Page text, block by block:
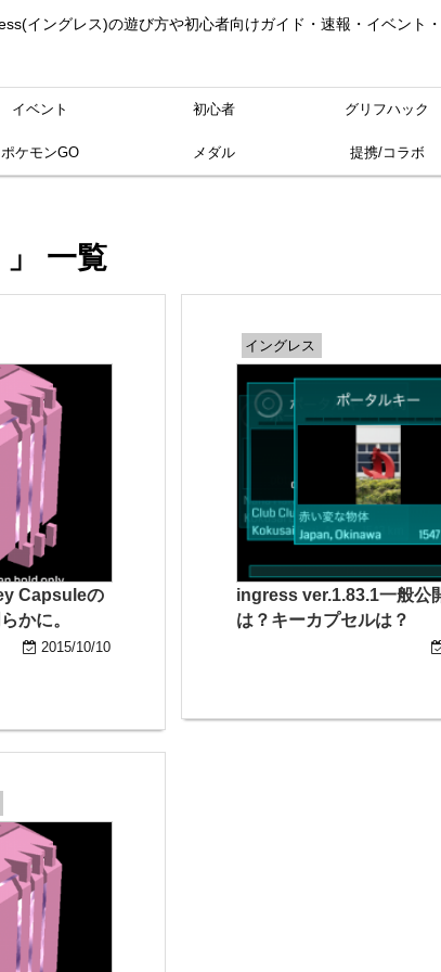
イングレス)の遊び方や初心者向けガイド・速報・イベント
イベント 初心者 グリフハック
ポケモンGO メダル 提携/コラボ
」 一覧
Capsuleの
かに。
2015/10/10
イングレス
ingress ver.1.83.1一般公
は？キーカプセルは？